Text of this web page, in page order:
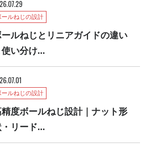
ールねじの設計
ルねじとリニアガイドの違い
使い分け...
ールねじの設計
度ボールねじ設計｜ナット形
リード...